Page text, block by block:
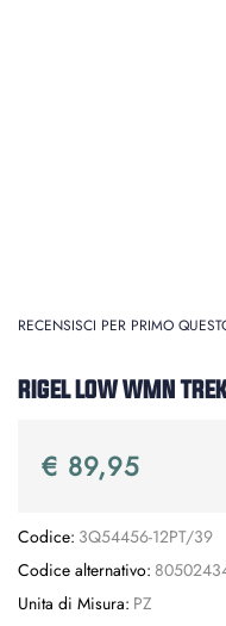
RECENSISCI PER PRIMO
RIGEL LOW WMN
€ 89,95
Codice: 3Q54456-12PT/39
Codice alternativo:
Unita di Misura: PZ